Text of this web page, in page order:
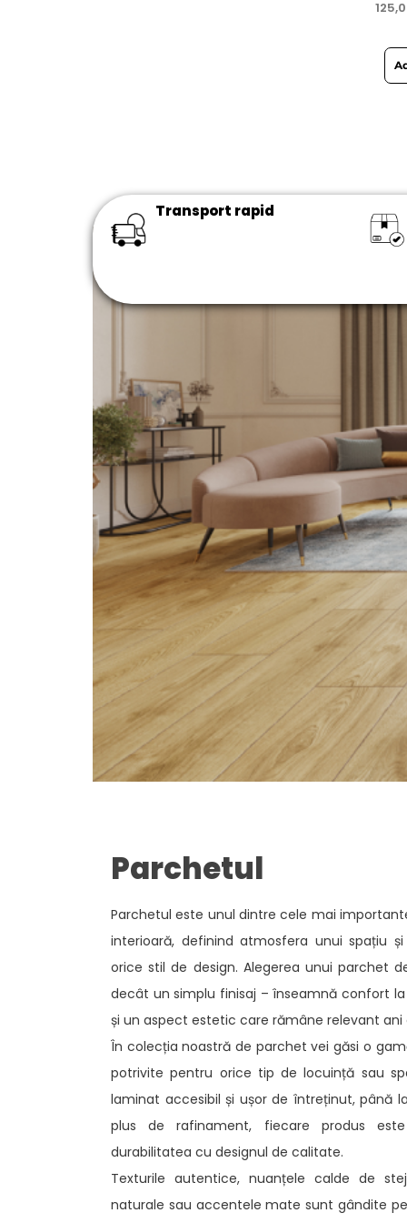
Transport rapid
Parchetul
Parchetul este unul dintre cele mai
interioară, definind atmosfera unui spațiu
orice stil de design. Alegerea unui parchet
decât un simplu finisaj – înseamnă confort
și un aspect estetic care rămâne relevant ani
În colecția noastră de parchet vei găsi o
potrivite pentru orice tip de locuință sau
laminat accesibil și ușor de întreținut, până
plus de rafinament, fiecare produs
durabilitatea cu designul de calitate.
Texturile autentice, nuanțele calde de
naturale sau accentele mate sunt gândite